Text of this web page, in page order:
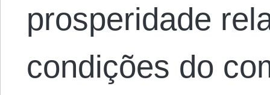
prosperidade
condições do